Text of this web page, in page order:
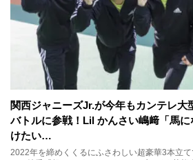
関西ジャニーズJr.が今年もカンテレ大
バトルに参戦！Lil かんさい嶋﨑「馬
けたい…
2022年を締めくくるにふさわしい超豪華3本立